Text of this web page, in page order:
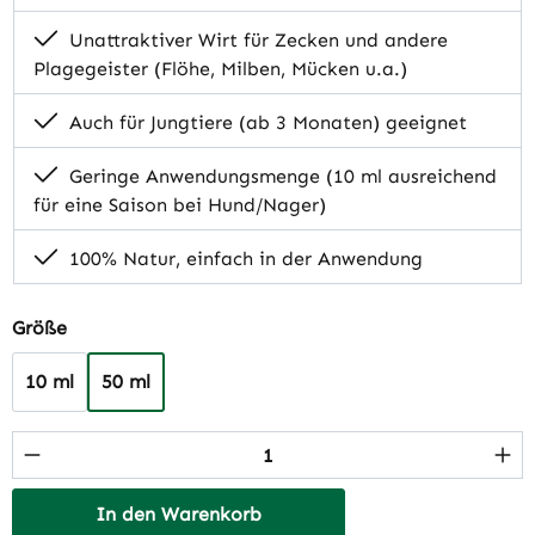
Unattraktiver Wirt für Zecken und andere
Plagegeister (Flöhe, Milben, Mücken u.a.)
Auch für Jungtiere (ab 3 Monaten) geeignet
Geringe Anwendungsmenge (10 ml ausreichend
für eine Saison bei Hund/Nager)
100% Natur, einfach in der Anwendung
Größeauswählen
10 ml 50 ml
Produkt Anzahl: Gib den gewünschten
In den Warenkorb